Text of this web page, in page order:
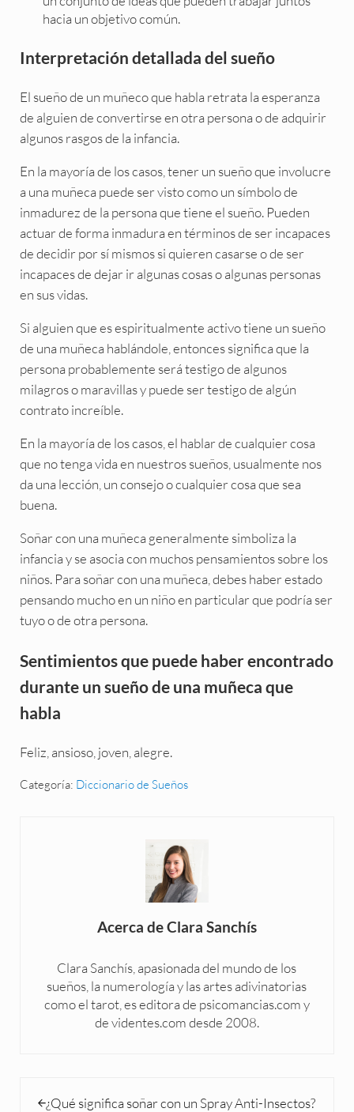
hacia un objetivo común.
Interpretación detallada del sueño
El sueño de un muñeco que habla retrata la esperanza
de alguien de convertirse en otra persona o de adquirir
algunos rasgos de la infancia.
En la mayoría de los casos, tener un sueño que involucre
a una muñeca puede ser visto como un símbolo de
inmadurez de la persona que tiene el sueño. Pueden
actuar de forma inmadura en términos de ser incapaces
de decidir por sí mismos si quieren casarse o de ser
incapaces de dejar ir algunas cosas o algunas personas
en sus vidas.
Si alguien que es espiritualmente activo tiene un sueño
de una muñeca hablándole, entonces significa que la
persona probablemente será testigo de algunos
milagros o maravillas y puede ser testigo de algún
contrato increíble.
En la mayoría de los casos, el hablar de cualquier cosa
que no tenga vida en nuestros sueños, usualmente nos
da una lección, un consejo o cualquier cosa que sea
buena.
Soñar con una muñeca generalmente simboliza la
infancia y se asocia con muchos pensamientos sobre los
niños. Para soñar con una muñeca, debes haber estado
pensando mucho en un niño en particular que podría ser
tuyo o de otra persona.
Sentimientos que puede haber encontrado
durante un sueño de una muñeca que
habla
Feliz, ansioso, joven, alegre.
Categoría: Diccionario de Sueños
Acerca deClara Sanchís
Clara Sanchís, apasionada del mundo de los
sueños, la numerología y las artes adivinatorias
como el tarot, es editora de psicomancias.com y
de videntes.com desde 2008.
¿Qué significa soñar con un Spray Anti-Insectos?